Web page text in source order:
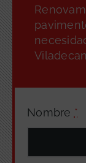
Nombre *